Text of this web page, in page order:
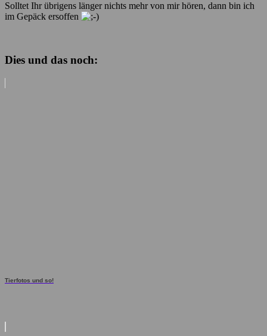
Solltet Ihr übrigens länger nichts mehr von mir hören, dann bin ich
im Gepäck ersoffen
Dies und das noch:
Tierfotos und so!